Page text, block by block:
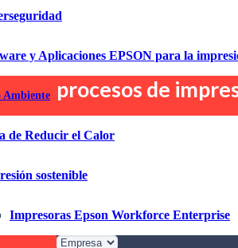
y Aplicaciones EPSON para la
Ambiente
de Reducir el Calor
sostenible
Impresoras Epson Workforce Enterprise
soluciones
necesidades.
recursos, reducir
procesos de
Pida